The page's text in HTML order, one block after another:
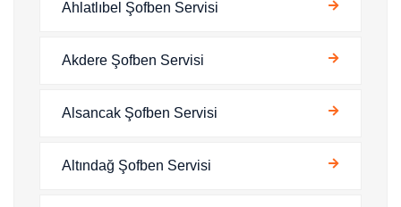
Ahlatlıbel Şofben Servisi
Akdere Şofben Servisi
Alsancak Şofben Servisi
Altındağ Şofben Servisi